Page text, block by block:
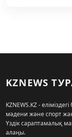
KZNEWS
KZNEWS.KZ -
мәдени және спорт
Үздік сараптамалық
алаңы.